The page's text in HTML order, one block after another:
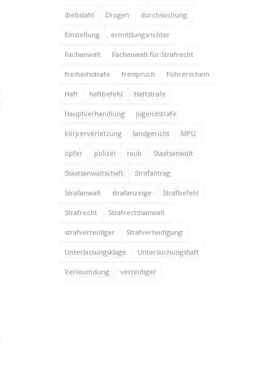
diebstahl Drogen durchsuchung
Einstellung ermittlungsrichter
Fachanwalt Fachanwalt für Strafrecht
freiheitsstrafe freispruch Führerschein
Haft haftbefehl Haftstrafe
Hauptverhandlung jugendstrafe
körperverletzung landgericht MPU
opfer polizei raub Staatsanwalt
Staatsanwaltschaft Strafantrag
Strafanwalt strafanzeige Strafbefehl
Strafrecht Strafrechtsanwalt
strafverteidiger Strafverteidigung
Unterlassungsklage Untersuchungshaft
Verleumdung verteidiger